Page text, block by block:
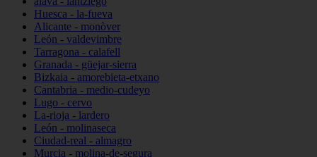
Huesca - la-fueva
Alicante - monòver
León - valdevimbre
Tarragona - calafell
Granada - güejar-sierra
Bizkaia - amorebieta-etxano
Cantabria - medio-cudeyo
Lugo - cervo
La-rioja - lardero
León - molinaseca
Ciudad-real - almagro
Murcia - molina-de-segura